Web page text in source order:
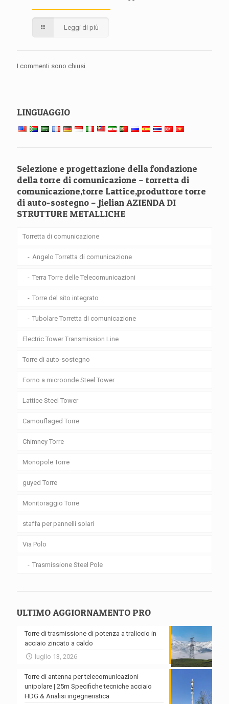
Leggi di più
I commenti sono chiusi.
LINGUAGGIO
Selezione e progettazione della fondazione
della torre di comunicazione – torretta di
comunicazione,torre Lattice,produttore torre
di auto-sostegno – Jielian AZIENDA DI
STRUTTURE METALLICHE
Torretta di comunicazione
Angelo Torretta di comunicazione
Terra Torre delle Telecomunicazioni
Torre del sito integrato
Tubolare Torretta di comunicazione
Electric Tower Transmission Line
Torre di auto-sostegno
Forno a microonde Steel Tower
Lattice Steel Tower
Camouflaged Torre
Chimney Torre
Monopole Torre
guyed Torre
Monitoraggio Torre
staffa per pannelli solari
Via Polo
Trasmissione Steel Pole
ULTIMO AGGIORNAMENTO PRO
Torre di trasmissione di potenza a traliccio in
acciaio zincato a caldo
luglio 13, 2026
Torre di antenna per telecomunicazioni
unipolare | 25m Specifiche tecniche acciaio
HDG & Analisi ingegneristica